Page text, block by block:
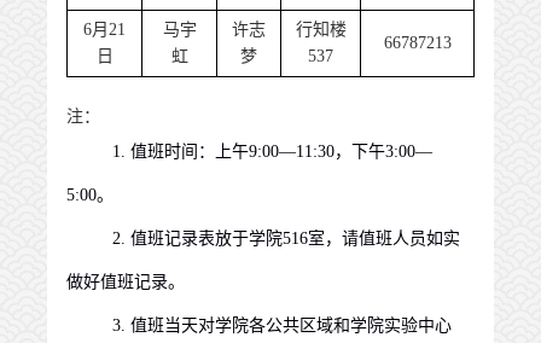
6月 21
日
马宇
虹
许志
梦
行知楼
537
66787213
注：
1.值班时间：上午9:00—11:30，下午3:00—
5:00。
2.值班记录表放于学院516室，请值班人员如实
做好值班记录。
3.值班当天对学院各公共 区域和学院实验中心